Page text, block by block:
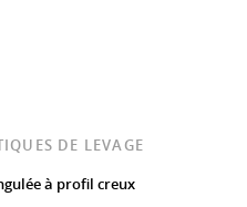
DE LEVAGE
à profil creux